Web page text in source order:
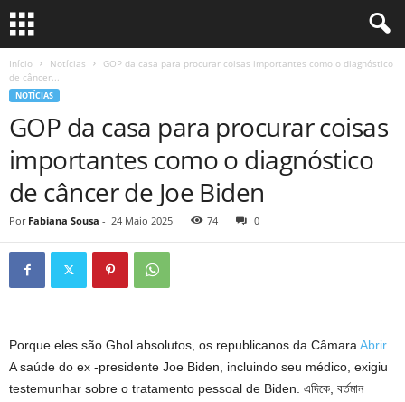
Início Notícias
GOP da casa para procurar coisas importantes como o diagnóstico
de câncer...
NOTÍCIAS
GOP da casa para procurar coisas
importantes como o diagnóstico
de câncer de Joe Biden
Por Fabiana Sousa - 24 Maio 2025 74 0
Porque eles são Ghol absolutos, os republicanos da Câmara Abrir
A saúde do ex -presidente Joe Biden, incluindo seu médico, exigiu
testemunhar sobre o tratamento pessoal de Biden. এদিকে, বর্তমান